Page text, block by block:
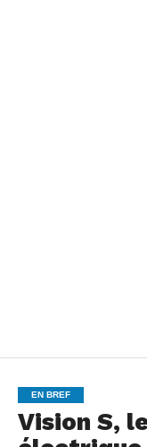
EN BREF
Vision S,